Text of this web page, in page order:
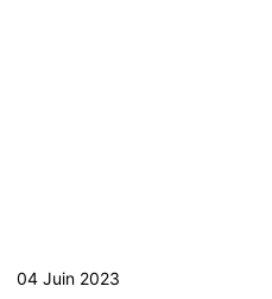
04 Juin 2023